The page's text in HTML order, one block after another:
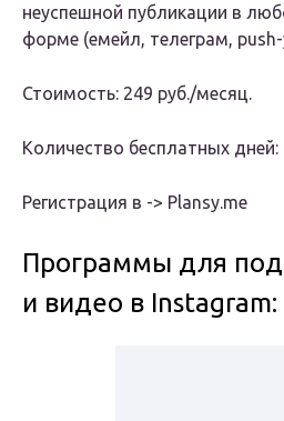
неуспешной публикации в
форме (емейл, телеграм,
Стоимость: 249 руб./месяц.
Количество бесплатных дней:
Регистрация в -> Plansy.me
Программы для
и видео в